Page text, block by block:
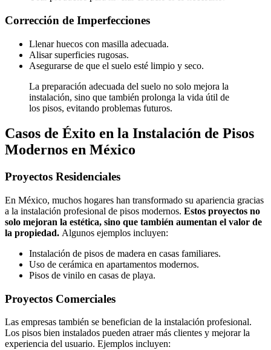
Corrección de Imperfecciones
Llenar huecos con masilla adecuada.
Alisar superficies rugosas.
Asegurarse de que el suelo esté limpio y seco.
La preparación adecuada del suelo no solo mejora la
instalación, sino que también prolonga la vida útil de
los pisos, evitando problemas futuros.
Casos de Éxito en la Instalación de Pisos
Modernos en México
Proyectos Residenciales
En México, muchos hogares han transformado su apariencia gracias
a la instalación profesional de pisos modernos. Estos proyectos no
solo mejoran la estética, sino que también aumentan el valor de
la propiedad. Algunos ejemplos incluyen:
Instalación de pisos de madera en casas familiares.
Uso de cerámica en apartamentos modernos.
Pisos de vinilo en casas de playa.
Proyectos Comerciales
Las empresas también se benefician de la instalación profesional.
Los pisos bien instalados pueden atraer más clientes y mejorar la
experiencia del usuario. Ejemplos incluyen: